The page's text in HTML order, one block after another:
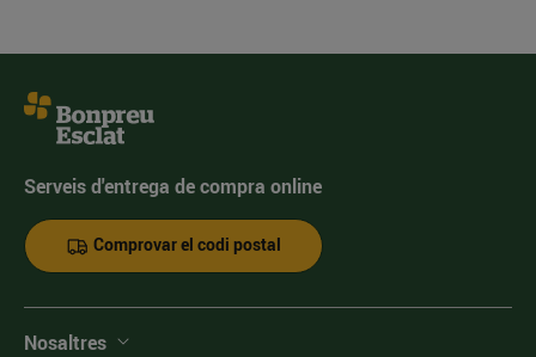
Serveis d'entrega de compra online
Comprovar el codi postal
Nosaltres